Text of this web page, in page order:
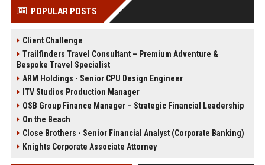
POPULAR POSTS
Client Challenge
Trailfinders Travel Consultant – Premium Adventure &
Bespoke Travel Specialist
ARM Holdings - Senior CPU Design Engineer
ITV Studios Production Manager
OSB Group Finance Manager – Strategic Financial Leadership
On the Beach
Close Brothers - Senior Financial Analyst (Corporate Banking)
Knights Corporate Associate Attorney